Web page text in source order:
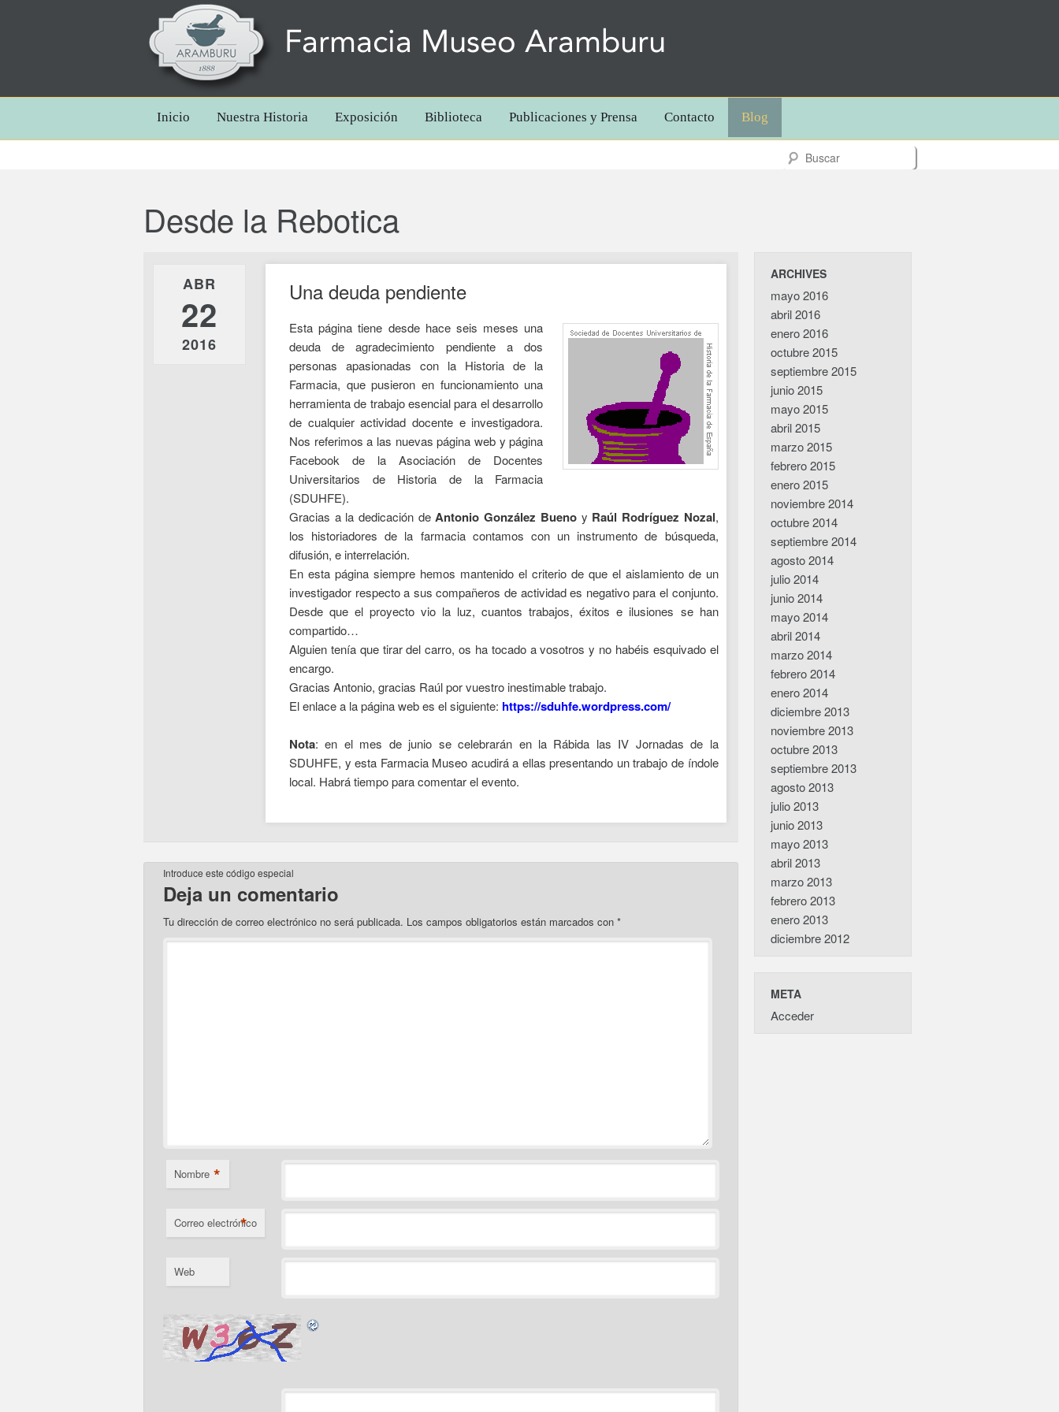
Farmacia Museo Aramburu
Inicio Nuestra Historia Exposición Biblioteca Publicaciones y Prensa Contacto Blog
Desde la Rebotica
ABR
22
2016
Una deuda pendiente
Esta página tiene desde hace seis meses una
deuda de agradecimiento pendiente a dos
personas apasionadas con la Historia de la
Farmacia, que pusieron en funcionamiento una
herramienta de trabajo esencial para el desarrollo
de cualquier actividad docente e investigadora.
Nos referimos a las nuevas página web y página
Facebook de la Asociación de Docentes
Universitarios de Historia de la Farmacia
(SDUHFE).
Gracias a la dedicación de Antonio González Buenoy Raúl Rodríguez Nozal,
los historiadores de la farmacia contamos con un instrumento de búsqueda,
difusión, e interrelación.
En esta página siempre hemos mantenido el criterio de que el aislamiento de un
investigador respecto a sus compañeros de actividad es negativo para el conjunto.
Desde que el proyecto vio la luz, cuantos trabajos, éxitos e ilusiones se han
compartido…
Alguien tenía que tirar del carro, os ha tocado a vosotros y no habéis esquivado el
encargo.
Gracias Antonio, gracias Raúl por vuestro inestimable trabajo.
El enlace a la página web es el siguiente: https://sduhfe.wordpress.com/
Nota: en el mes de junio se celebrarán en la Rábida las IV Jornadas de la
SDUHFE, y esta Farmacia Museo acudirá a ellas presentando un trabajo de índole
local. Habrá tiempo para comentar el evento.
Deja un comentario
Tu dirección de correo electrónico no será publicada. Los campos obligatorios están marcados con*
Nombre *
Correo electrónico
*
Web
Introduce este código especial
ARCHIVES
mayo 2016
abril 2016
enero 2016
octubre 2015
septiembre 2015
junio 2015
mayo 2015
abril 2015
marzo 2015
febrero 2015
enero 2015
noviembre 2014
octubre 2014
septiembre 2014
agosto 2014
julio 2014
junio 2014
mayo 2014
abril 2014
marzo 2014
febrero 2014
enero 2014
diciembre 2013
noviembre 2013
octubre 2013
septiembre 2013
agosto 2013
julio 2013
junio 2013
mayo 2013
abril 2013
marzo 2013
febrero 2013
enero 2013
diciembre 2012
META
Acceder